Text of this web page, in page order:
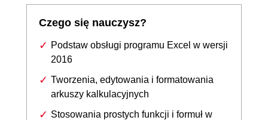
Czego się nauczysz?
Podstaw obsługi programu Excel w wersji
2016
Tworzenia, edytowania i formatowania
arkuszy kalkulacyjnych
Stosowania prostych funkcji i formuł w